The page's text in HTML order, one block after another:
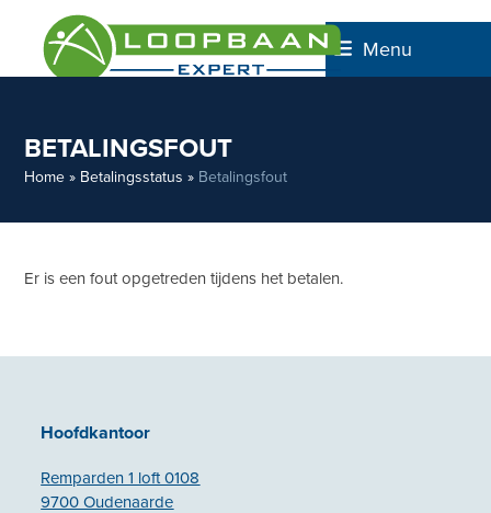
content
Menu
BETALINGSFOUT
Home » Betalingsstatus » Betalingsfout
Er is een fout opgetreden tijdens het betalen.
Hoofdkantoor
Remparden 1 loft 0108
9700 Oudenaarde